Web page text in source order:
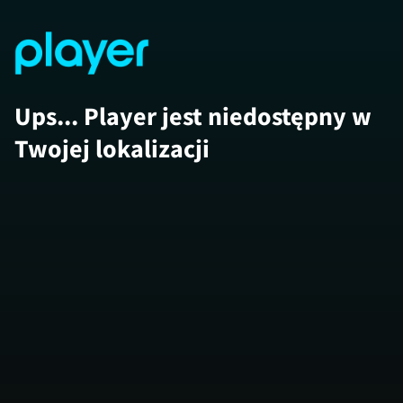
Ups... Player jest niedostępny w
Twojej lokalizacji